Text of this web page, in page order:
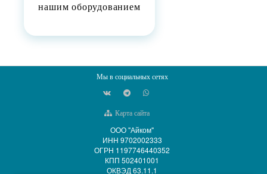
нашим оборудованием
Мы в социальных сетях
Карта сайта
ООО "Айком"
ИНН 9702002333
ОГРН 1197746440352
КПП 502401001
ОКВЭД 63.11.1